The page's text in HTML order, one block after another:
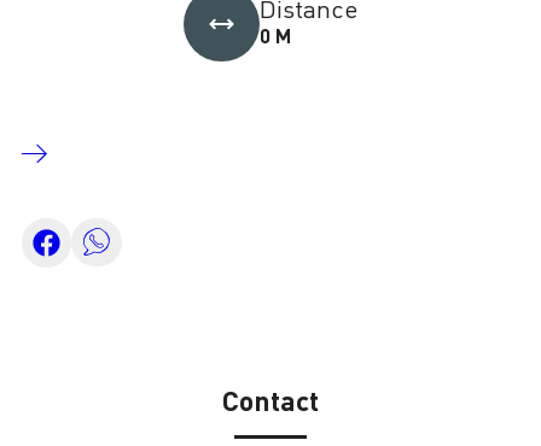
Distance
0 M
Contact